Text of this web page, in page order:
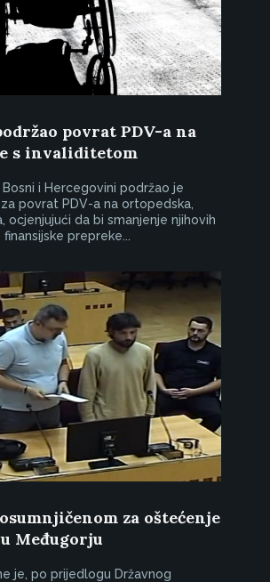
povrat PDV-a na
s invaliditetom
i Hercegovini podržao je
povrat PDV-a na ortopedska,
ocjenjujući da bi smanjenje njihovih
prepreke...
za oštećenje
Međugorju
je, po prijedlogu Državnog